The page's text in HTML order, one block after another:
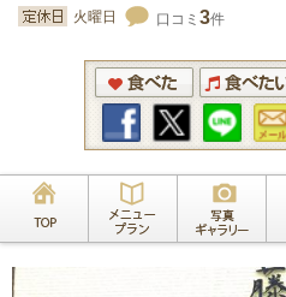
火曜日
口コミ 3件